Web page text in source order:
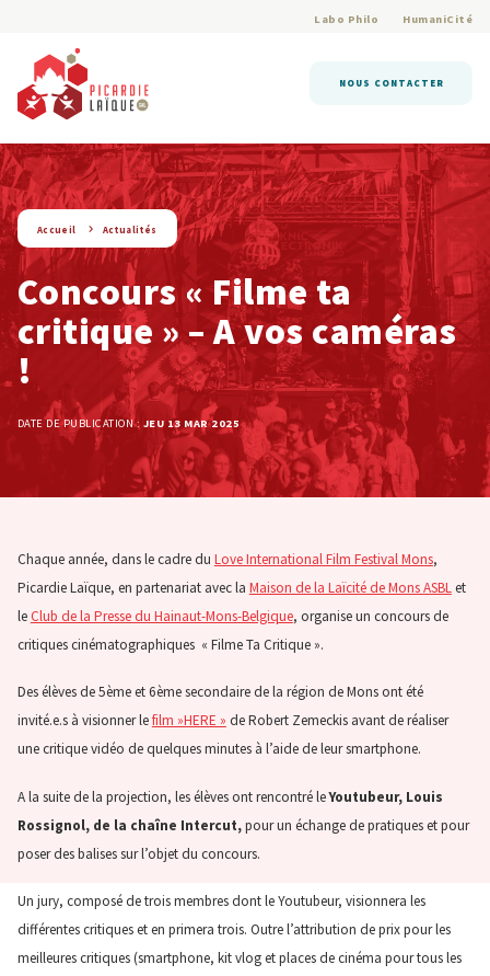
Labo Philo HumaniCité
NOUS CONTACTER
string(9) « actualite »
Accueil Actualités
Concours « Filme ta
critique » – A vos caméras
!
DATE DE PUBLICATION : JEU 13 MAR 2025
Chaque année, dans le cadre du Love International Film Festival Mons,
Picardie Laïque, en partenariat avec la Maison de la Laïcité de Mons ASBLet
leClub de la Presse du Hainaut-Mons-Belgique, organise un concours de
critiques cinématographiques « Filme Ta Critique ».
Des élèves de 5ème et 6ème secondaire de la région de Mons ont été
invité.e.s à visionner lefilm »HERE » de Robert Zemeckis avant de réaliser
une critique vidéo de quelques minutes à l’aide de leur smartphone.
A la suite de la projection, les élèves ont rencontré leYoutubeur, Louis
Rossignol, de la chaîne Intercut,pour un échange de pratiques et pour
poser des balises sur l’objet du concours.
Un jury, composé de trois membres dont le Youtubeur, visionnera les
différentes critiques et en primera trois. Outre l’attribution de prix pour les
meilleures critiques (smartphone, kit vlog et places de cinéma pour tous les